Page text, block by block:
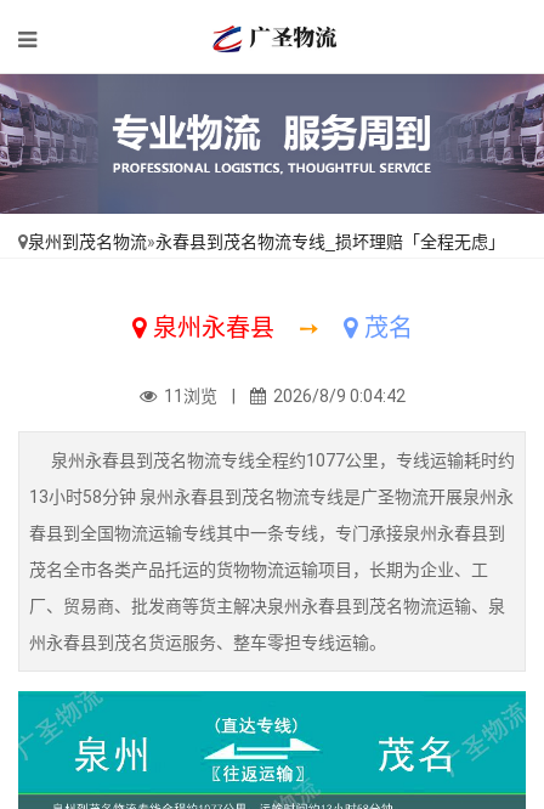
泉州到茂名物流»永春县到茂名物流专线_损坏理赔「全程无虑」
泉州永春县 ➙ 茂名
11浏览 | 2026/8/9 0:04:42
泉州永春县到茂名物流专线全程约1077公里，专线运输耗时约
13小时58分钟 泉州永春县到茂名物流专线是广圣物流开展泉州永
春县到全国物流运输专线其中一条专线，专门承接泉州永春县到
茂名全市各类产品托运的货物物流运输项目，长期为企业、工
厂、贸易商、批发商等货主解决泉州永春县到茂名物流运输、泉
州永春县到茂名货运服务、整车零担专线运输。